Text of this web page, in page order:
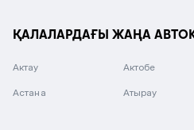
ҚАЛАЛАРДАҒЫ ЖАҢА
Актау Актобе
Астана Атырау